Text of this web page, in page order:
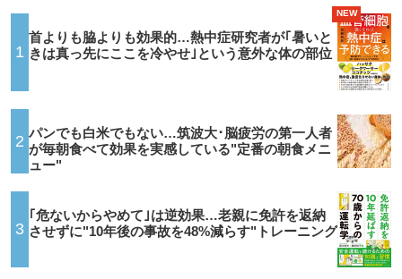
1
首よりも脇よりも効果的…熱中症研究者が｢暑いと
きは真っ先にここを冷やせ｣という意外な体の部位
NEW
2 パンでも白米でもない…筑波大･脳疲労の第一人者
が毎朝食べて効果を実感している"定番の朝食メニ
ュー"
3
｢危ないからやめて｣は逆効果…老親に免許を返納
させずに"10年後の事故を48%減らす"トレーニング